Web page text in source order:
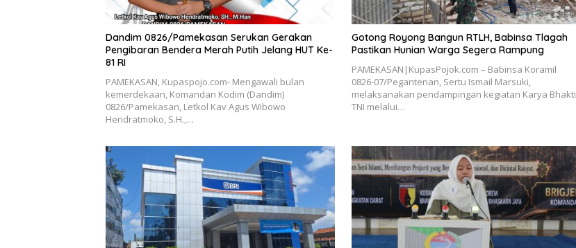
Dandim 0826/Pamekasan Serukan Gerakan
Pengibaran Bendera Merah Putih Jelang HUT Ke-
81 RI
PAMEKASAN, Kupaspojo.com- Mengawali bulan
kemerdekaan, Komandan Kodim (Dandim)
0826/Pamekasan, Letkol Kav Agus Wibowo
Hendratmoko, S.H.,…
Gotong Royong Bangun RTLH, Babinsa Tlagah
Pastikan Hunian Warga Segera Rampung
PAMEKASAN|KupasPojok.com – Babinsa Koramil
0826-07/Pegantenan, Sertu Ismail Marsuki,
melaksanakan pendampingan kegiatan Karya Bhakti
TNI melalui…